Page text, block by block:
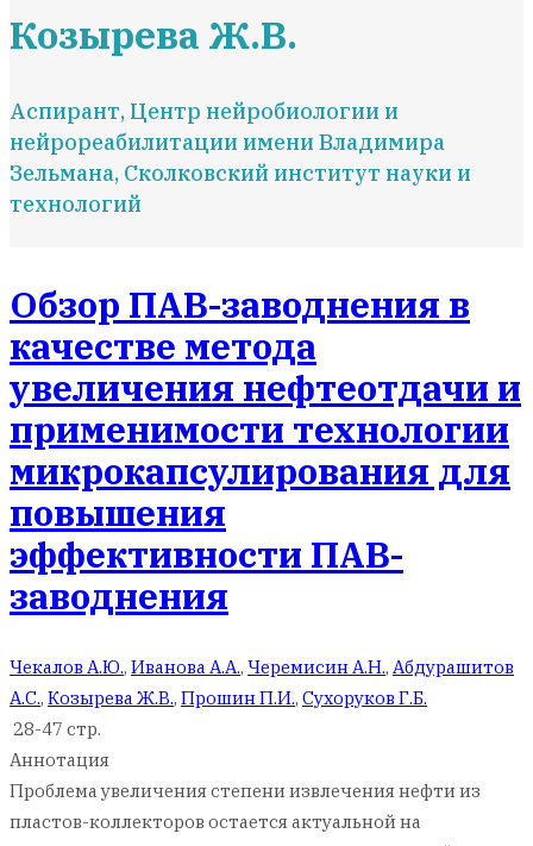
Козырева Ж.В.
Аспирант, Центр нейробиологии и
нейрореабилитации имени Владимира
Зельмана, Сколковский институт науки и
технологий
Обзор ПАВ-заводнения в
качестве метода
увеличения нефтеотдачи и
применимости технологии
микрокапсулирования для
повышения
эффективности ПАВ-
заводнения
Чекалов А.Ю., Иванова А.А., Черемисин А.Н., Абдурашитов
А.С., Козырева Ж.В., Прошин П.И., Сухоруков Г.Б.
28-47 стр.
Аннотация
Проблема увеличения степени извлечения нефти из
пластов-коллекторов остается актуальной на